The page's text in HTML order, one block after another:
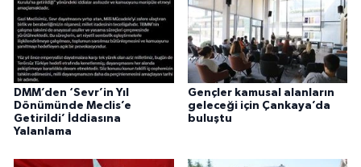
DMM’den ‘Sevr’in Yıl
Dönümünde Meclis’e
Getirildi’ İddiasına
Yalanlama
Gençler kamusal alanların
geleceği için Çankaya’da
buluştu